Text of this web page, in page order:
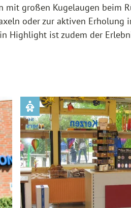
mit großen Kugelaugen beim
oder zur aktiven Erholung
Highlight ist zudem der